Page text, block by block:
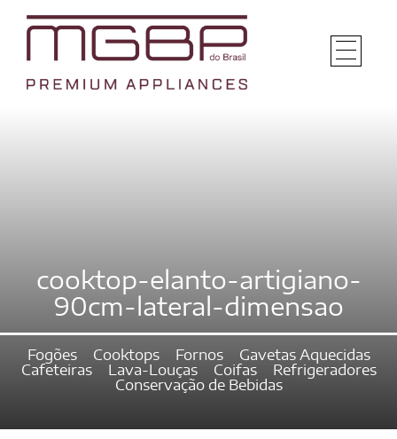
cooktop-elanto-artigiano-
90cm-lateral-dimensao
Fogões Cooktops Fornos
Gavetas Aquecidas
Cafeteiras
Lava-Louças Coifas
Refrigeradores
Conservação de Bebidas